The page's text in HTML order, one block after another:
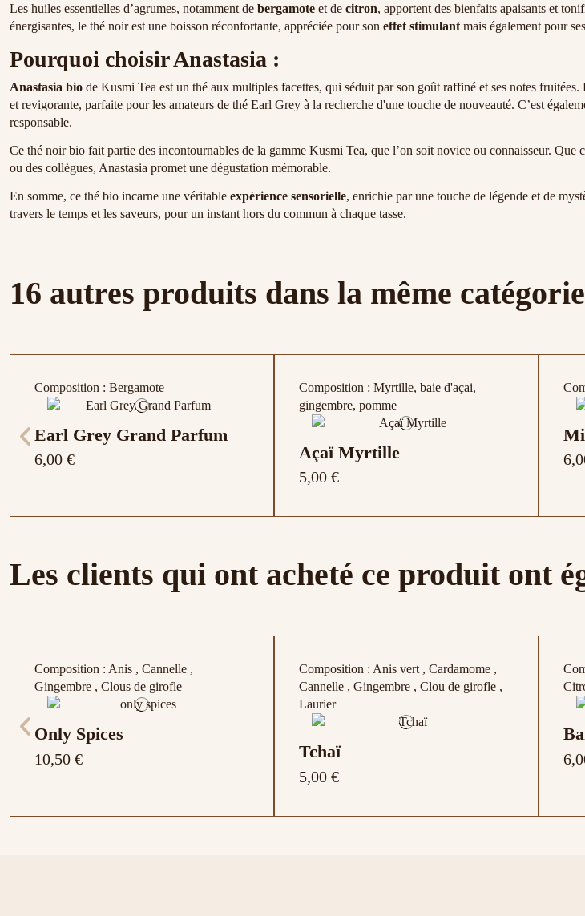
Les huiles essentielles d’agrumes, notamment de bergamote et de citron, apportent des bienfaits apaisants et
énergisantes, le thé noir est une boisson réconfortante, appréciée pour son effet stimulant mais également pour
Pourquoi choisir Anastasia :
Anastasia bio de Kusmi Tea est un thé aux multiples facettes, qui séduit par son goût raffiné et ses notes
et revigorante, parfaite pour les amateurs de thé Earl Grey à la recherche d'une touche de nouveauté. C’est
responsable.
Ce thé noir bio fait partie des incontournables de la gamme Kusmi Tea, que l’on soit novice ou connaisseur.
ou des collègues, Anastasia promet une dégustation mémorable.
En somme, ce thé bio incarne une véritable expérience sensorielle, enrichie par une touche de légende et de
travers le temps et les saveurs, pour un instant hors du commun à chaque tasse.
16 autres produits dans la même
Composition : Bergamote
Earl Grey Grand Parfum
6,00 €
Composition : Myrtille, baie d'açai,
gingembre, pomme
Açaï Myrtille
5,00 €
raisin, amande
citron
Pamplemousse , Vanille , Epices
grillées , Bleuet blanc
5,00 €
Les clients qui ont acheté ce produit ont
Composition : Anis , Cannelle ,
Gingembre , Clous de girofle
Only Spices
10,50 €
Composition : Anis vert , Cardamome ,
Cannelle , Gingembre , Clou de girofle ,
Laurier
Tchaï
5,00 €